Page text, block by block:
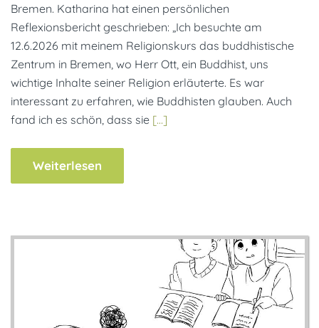
Bremen. Katharina hat einen persönlichen
Reflexionsbericht geschrieben: „Ich besuchte am
12.6.2026 mit meinem Religionskurs das buddhistische
Zentrum in Bremen, wo Herr Ott, ein Buddhist, uns
wichtige Inhalte seiner Religion erläuterte. Es war
interessant zu erfahren, wie Buddhisten glauben. Auch
fand ich es schön, dass sie […]
Weiterlesen